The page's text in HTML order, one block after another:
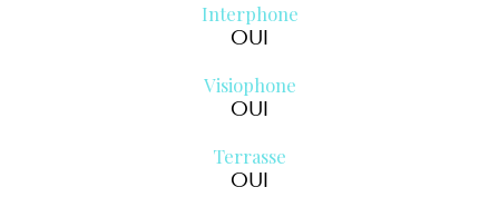
Interphone
OUI
Visiophone
OUI
Terrasse
OUI